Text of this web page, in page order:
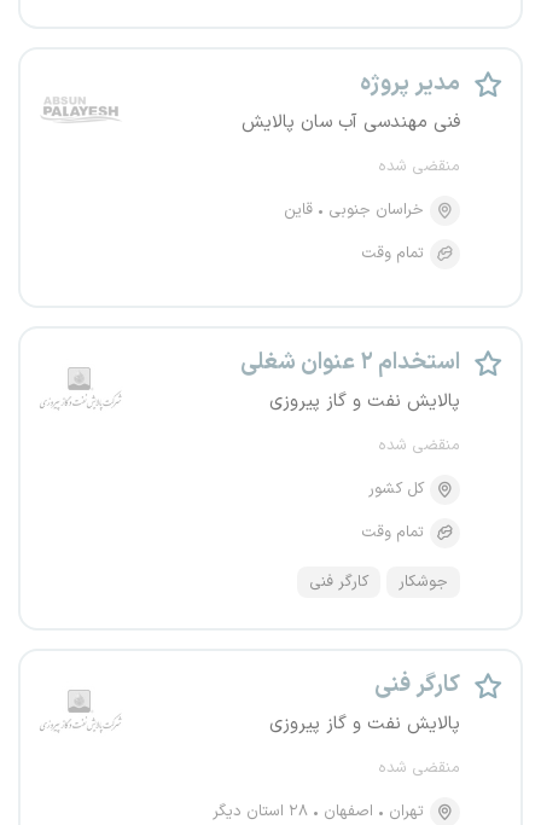
مدیر پروژه
فنی مهندسی آب سان پالایش
منقضی شده
خراسان جنوبی
قاین
تمام وقت
استخدام ۲ عنوان شغلی
پالایش نفت و گاز پیروزی
منقضی شده
کل کشور
تمام وقت
جوشکار کارگر فنی
کارگر فنی
پالایش نفت و گاز پیروزی
منقضی شده
تهران
اصفهان
۲۸ استان دیگر